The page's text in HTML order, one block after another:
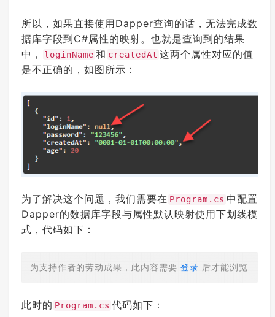
所以，如果直接使用Dapper查询的话，无法完成数
据库字段到C#属性的映射。也就是查询到的结果
中，
loginName 和 createdAt 这两个属性对应的值
是不正确的，如图所示：
为了解决这个问题，我们需要在 Program.cs 中配置
Dapper的数据库字段与属性默认映射使用下划线模
式，代码如下：
为支持作者的劳动成果，此内容需要 登录 后才能浏览
此时的 Program.cs 代码如下：